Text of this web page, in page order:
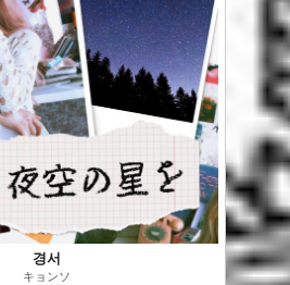
경서
キョンソ